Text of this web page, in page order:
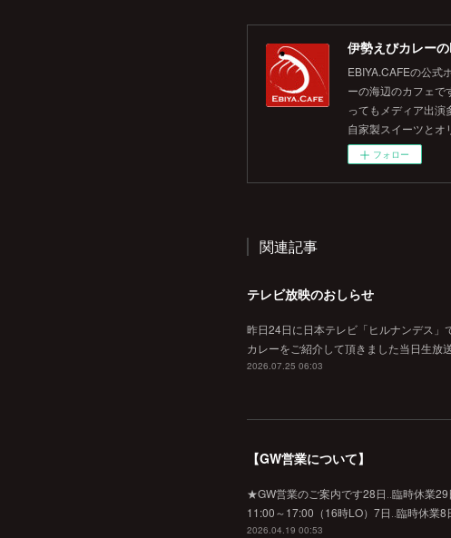
伊勢えびカレー
EBIYA.CAFEの公式
ーの海辺のカフェで
ってもメディア出
自家製スイーツとオ
フォロー
関連記事
テレビ放映のおしらせ
昨日24日に日本テレビ「ヒルナンデス
カレーをご紹介して頂きました当日生
2026.07.25 06:03
【GW営業について】
★GW営業のご案内です28日‥臨時休業
11:00～17:00（16時LO）7日‥臨時休業
2026.04.19 00:53